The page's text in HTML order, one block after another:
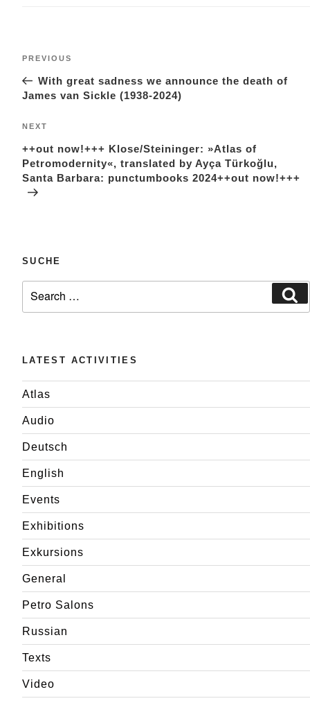
Previous
PREVIOUS
With great sadness we announce the death of
James van Sickle (1938-2024)
Next
NEXT
++out now!+++ Klose/Steininger: »Atlas of
Petromodernity«, translated by Ayça Türkoğlu,
Santa Barbara: punctumbooks 2024++out now!+++
SUCHE
for:
LATEST ACTIVITIES
Atlas
Audio
Deutsch
English
Events
Exhibitions
Exkursions
General
Petro Salons
Russian
Texts
Video